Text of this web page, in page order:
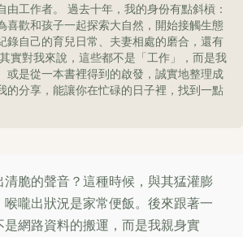
工作者。 過去十年，我的身份有點斜槓：
歡和孩子一起探索大自然，開始接觸生態
自己的育兒日常、夫妻相處的磨合，還有
實對我來說，這些都不是「工作」，而是我
是從一本書裡得到的啟發，誠實地整理成
分享，能讓你在忙碌的日子裡，找到一點
脆的聲音？這種時候，與其猛灌膨
嚨出狀況是家常便飯。後來跟著一
網路資料的搬運，而是我親身實